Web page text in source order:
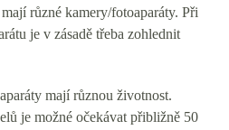
různé kamery/fotoaparáty. Při
je v zásadě třeba zohlednit
mají různou životnost.
je možné očekávat přibližně 50